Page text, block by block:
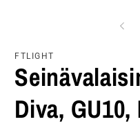
FTLIGHT
Diva,